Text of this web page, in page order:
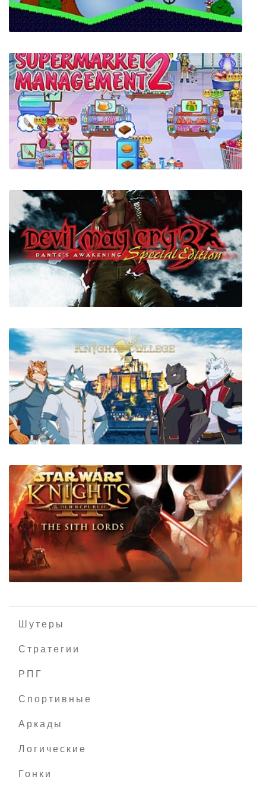
Elasto Mania Remastered
Торговый переполох 2
Devil May Cry 3 Dante's Awakening
Knights College
Star Wars: Knights of the Old Republic 2 The
Шутеры
Стратегии
РПГ
Спортивные
Аркады
Логические
Гонки